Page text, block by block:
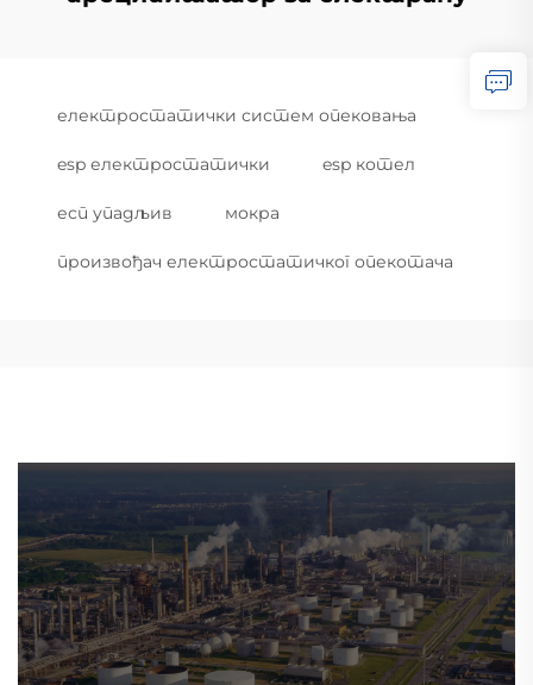
електростатички систем опековања
esp електростатички esp котел
есп упадљив мокра
произвођач електростатичког опекотача